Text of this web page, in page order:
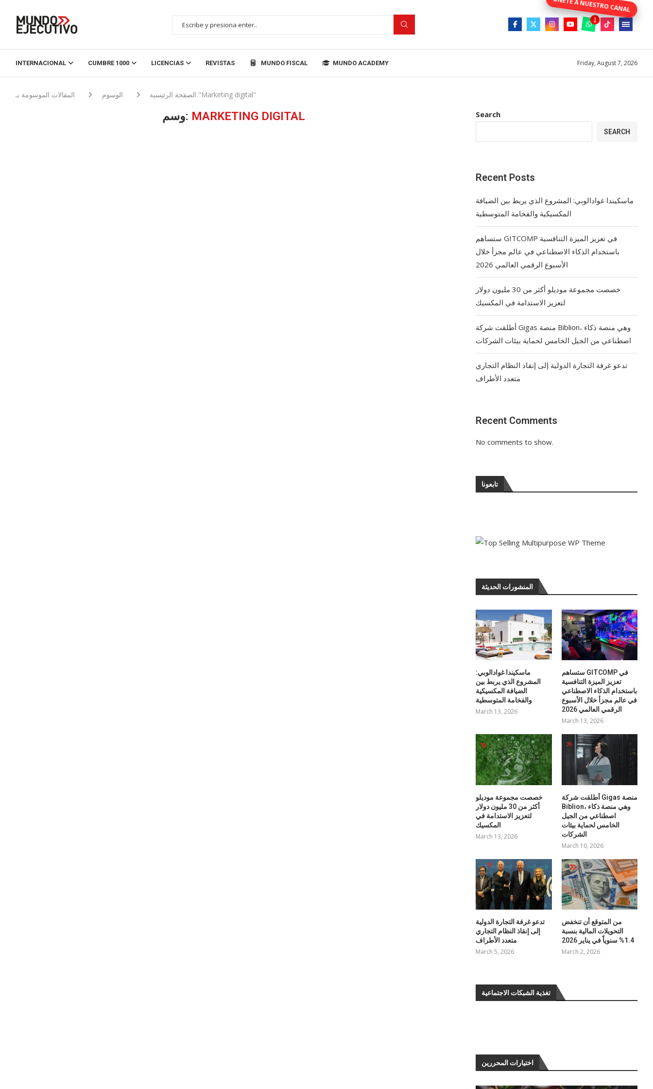
INTERNACIONAL CUMBRE 1000 LICENCIAS REVISTAS MUNDO FISCAL MUNDO ACADEMY Friday, August 7, 2026
الصفحة الرئيسية الوسوم المقالات الموسومة بـ "Marketing digital"
وسم: MARKETING DIGITAL Search
SEARCH
Recent Posts
ماسكيندا غوادالوبي: المشروع الذي يربط بين الضيافة
المكسيكية والفخامة المتوسطية
ستساهم GITCOMP في تعزيز الميزة التنافسية
باستخدام الذكاء الاصطناعي في عالم مجزأ خلال
الأسبوع الرقمي العالمي 2026
خصصت مجموعة موديلو أكثر من 30 مليون دولار
لتعزيز الاستدامة في المكسيك
أطلقت شركة Gigas منصة Biblion، وهي منصة ذكاء
اصطناعي من الجيل الخامس لحماية بيئات الشركات
تدعو غرفة التجارة الدولية إلى إنقاذ النظام التجاري
متعدد الأطراف
Recent Comments
No comments to show.
تابعونا
المنشورات الحديثة
ماسكيندا غوادالوبي:
المشروع الذي يربط بين
الضيافة المكسيكية
والفخامة المتوسطية
March 13, 2026
ستساهم GITCOMP في
تعزيز الميزة التنافسية
باستخدام الذكاء الاصطناعي
في عالم مجزأ خلال الأسبوع
الرقمي العالمي 2026
March 13, 2026
خصصت مجموعة موديلو
أكثر من 30 مليون دولار
لتعزيز الاستدامة في
المكسيك
March 13, 2026
أطلقت شركة Gigas منصة
Biblion، وهي منصة ذكاء
اصطناعي من الجيل
الخامس لحماية بيئات
الشركات
March 10, 2026
تدعو غرفة التجارة الدولية
إلى إنقاذ النظام التجاري
متعدد الأطراف
March 5, 2026
من المتوقع أن تنخفض
التحويلات المالية بنسبة
1.4% سنوياً في يناير 2026
March 2, 2026
تغذية الشبكات الاجتماعية
اختيارات المحررين